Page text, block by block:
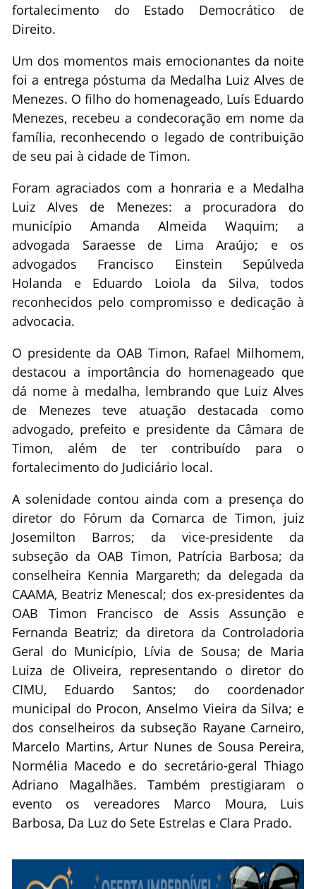
fortalecimento do Estado Democrático de
Direito.
Um dos momentos mais emocionantes da noite
foi a entrega póstuma da Medalha Luiz Alves de
Menezes. O filho do homenageado, Luís Eduardo
Menezes, recebeu a condecoração em nome da
família, reconhecendo o legado de contribuição
de seu pai à cidade de Timon.
Foram agraciados com a honraria e a Medalha
Luiz Alves de Menezes: a procuradora do
município Amanda Almeida Waquim; a
advogada Saraesse de Lima Araújo; e os
advogados Francisco Einstein Sepúlveda
Holanda e Eduardo Loiola da Silva, todos
reconhecidos pelo compromisso e dedicação à
advocacia.
O presidente da OAB Timon, Rafael Milhomem,
destacou a importância do homenageado que
dá nome à medalha, lembrando que Luiz Alves
de Menezes teve atuação destacada como
advogado, prefeito e presidente da Câmara de
Timon, além de ter contribuído para o
fortalecimento do Judiciário local.
A solenidade contou ainda com a presença do
diretor do Fórum da Comarca de Timon, juiz
Josemilton Barros; da vice-presidente da
subseção da OAB Timon, Patrícia Barbosa; da
conselheira Kennia Margareth; da delegada da
CAAMA, Beatriz Menescal; dos ex-presidentes da
OAB Timon Francisco de Assis Assunção e
Fernanda Beatriz; da diretora da Controladoria
Geral do Município, Lívia de Sousa; de Maria
Luiza de Oliveira, representando o diretor do
CIMU, Eduardo Santos; do coordenador
municipal do Procon, Anselmo Vieira da Silva; e
dos conselheiros da subseção Rayane Carneiro,
Marcelo Martins, Artur Nunes de Sousa Pereira,
Normélia Macedo e do secretário-geral Thiago
Adriano Magalhães. Também prestigiaram o
evento os vereadores Marco Moura, Luis
Barbosa, Da Luz do Sete Estrelas e Clara Prado.